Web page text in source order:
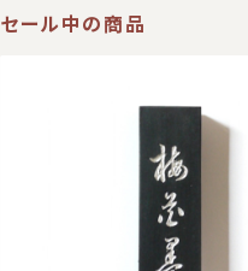
セール中の商品